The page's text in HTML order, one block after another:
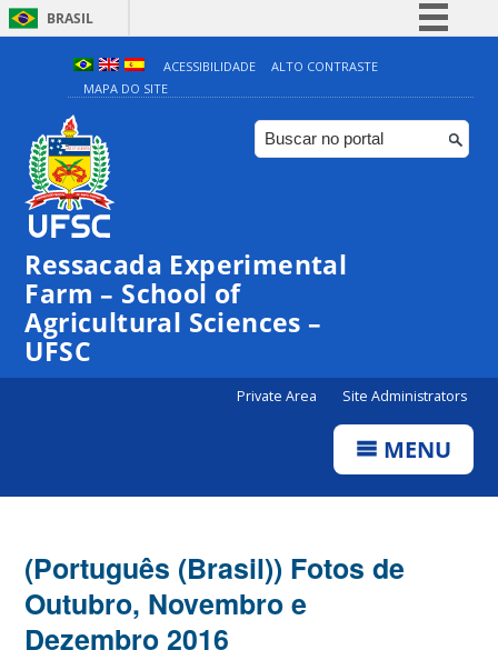
BRASIL
Simplifique!
Comunica BR
Participe
ACESSIBILIDADE
ALTO CONTRASTE
MAPA DO SITE
Ressacada Experimental
Farm – School of
Agricultural Sciences –
UFSC
Private Area Site Administrators
MENU
(Português (Brasil)) Fotos de
Outubro, Novembro e
Dezembro 2016